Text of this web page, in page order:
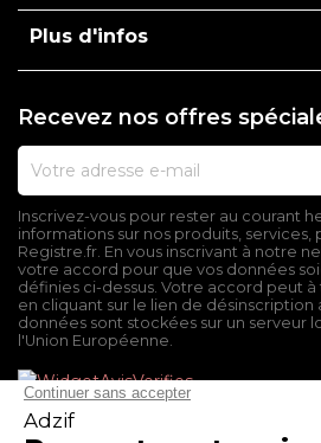
Plus d'infos
Recevez nos offres
Inscrivez-vous pour rester au courant
informations sur nos produits,
Registre.fr. En vous inscrivant à notre
votre accord pour que vos données
définies ci-dessus. Votre accord peut
en cliquant sur le lien de désinscription
données sont stockées sur un serveur
l'Union Européenne.